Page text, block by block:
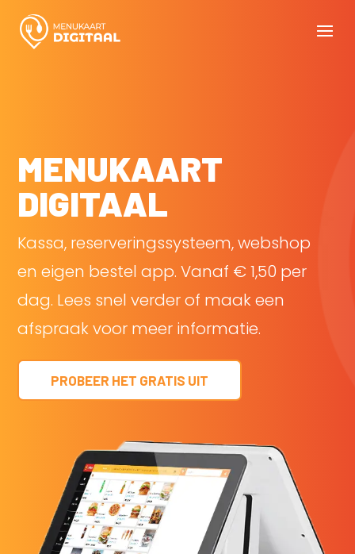
MENUKAART
DIGITAAL
Kassa, reserveringssysteem, webshop
en eigen bestel app. Vanaf € 1,50 per
dag. Lees snel verder of maak een
afspraak voor meer informatie.
PROBEER HET GRATIS UIT